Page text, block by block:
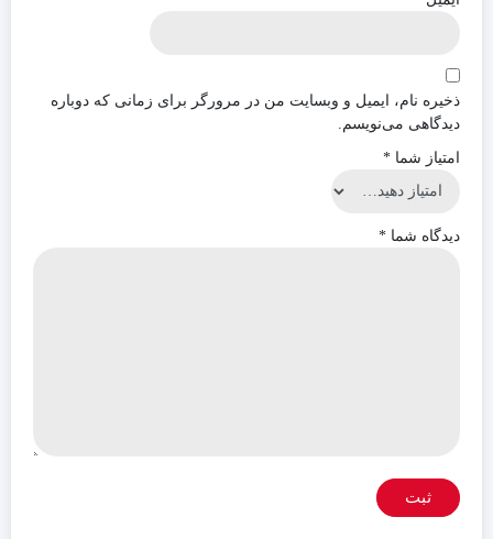
ذخیره نام، ایمیل و وبسایت من در مرورگر برای زمانی که دوباره
دیدگاهی می‌نویسم.
امتیاز شما *
دیدگاه شما *